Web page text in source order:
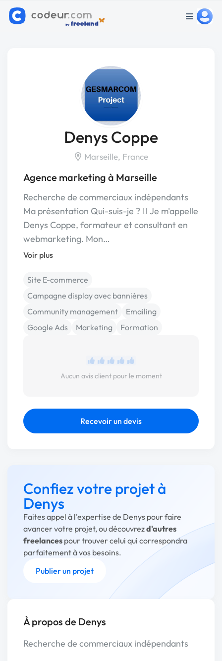
Denys Coppe
Marseille, France
Agence marketing à Marseille
Recherche de commerciaux indépendants
Ma présentation Qui-suis-je ?  Je m'appelle
Denys Coppe, formateur et consultant en
webmarketing. Mon…
Voir plus
Site E-commerce
Campagne display avec bannières
Community management
Emailing
Google Ads
Marketing Formation
Aucun avis client pour le moment
Recevoir un devis
Confiez votre projet à
Denys
Faites appel à l'expertise de Denys pour faire
avancer votre projet, ou découvrezd'autres
freelances pour trouver celui qui correspondra
parfaitement à vos besoins.
Publier un projet
À propos de Denys
Recherche de commerciaux indépendants